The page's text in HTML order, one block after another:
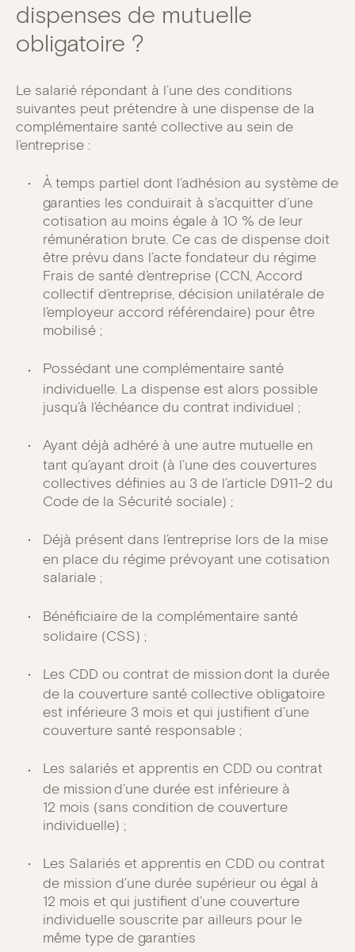
dispenses de mutuelle
obligatoire ?
Le salarié répondant à l’une des conditions
suivantes peut prétendre à une dispense de la
complémentaire santé collective au sein de
l’entreprise :
À temps partiel dont l’adhésion au système de
garanties les conduirait à s’acquitter d’une
cotisation au moins égale à 10 % de leur
rémunération brute. Ce cas de dispense doit
être prévu dans l’acte fondateur du régime
Frais de santé d’entreprise (CCN, Accord
collectif d’entreprise, décision unilatérale de
l’employeur accord référendaire) pour être
mobilisé ;
Possédant une complémentaire santé
individuelle. La dispense est alors possible
jusqu’à l’échéance du contrat individuel ;
Ayant déjà adhéré à une autre mutuelle en
tant qu’ayant droit (à l’une des couvertures
collectives définies au 3 de l’article D911-2 du
Code de la Sécurité sociale) ;
Déjà présent dans l’entreprise lors de la mise
en place du régime prévoyant une cotisation
salariale ;
Bénéficiaire de la complémentaire santé
solidaire (CSS) ;
Les CDD ou contrat de mission dont la durée
de la couverture santé collective obligatoire
est inférieure 3 mois et qui justifient d’une
couverture santé responsable ;
Les salariés et apprentis en CDD ou contrat
de mission d’une durée est inférieure à
12 mois (sans condition de couverture
individuelle) ;
Les Salariés et apprentis en CDD ou contrat
de mission d’une durée supérieur ou égal à
12 mois et qui justifient d’une couverture
individuelle souscrite par ailleurs pour le
même type de garanties